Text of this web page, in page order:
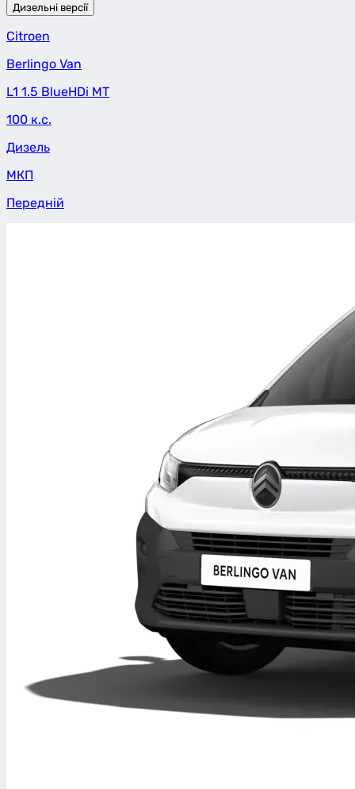
Дизельні версії
Citroen
Berlingo Van
L1 1.5 BlueHDi MT
100 к.с.
Дизель
МКП
Передній